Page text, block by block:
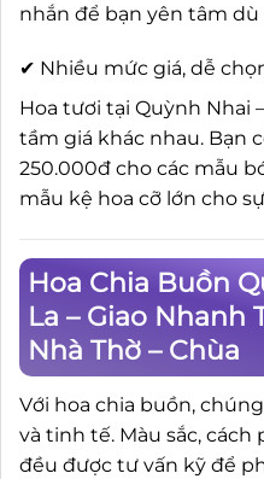
nhắn để bạn yên tâm dù
✔ Nhiều mức giá, dễ
Hoa tươi tại Quỳnh Nhai
tầm giá khác nhau. Bạn
250.000đ cho các mẫu
mẫu kệ hoa cỡ lớn cho
Hoa Chia Buồn
La – Giao Nhanh
Nhà Thờ – Chùa
Với hoa chia buồn,
và tinh tế. Màu sắc, cách
đều được tư vấn kỹ để